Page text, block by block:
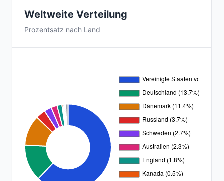
Weltweite Verteilung
Prozentsatz nach Land